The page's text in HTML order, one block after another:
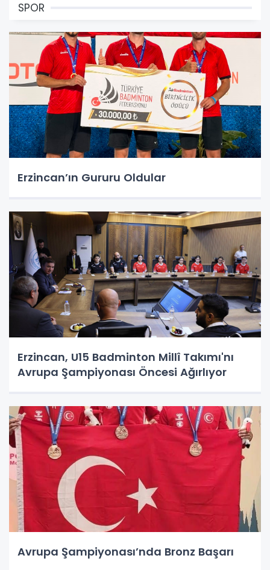
SPOR
Erzincan’ın Gururu Oldular
Erzincan, U15 Badminton Millî Takımı'nı
Avrupa Şampiyonası Öncesi Ağırlıyor
Avrupa Şampiyonası’nda Bronz Başarı